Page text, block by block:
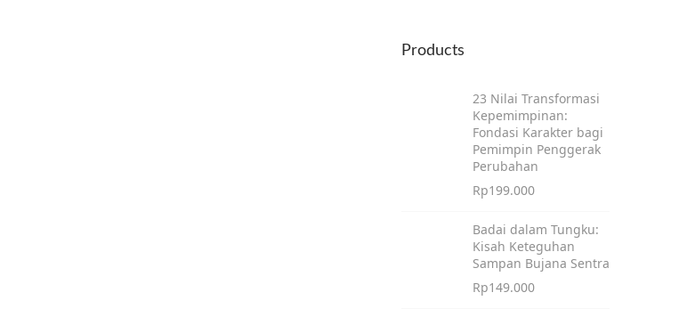
Products
23 Nilai Transformasi
Kepemimpinan:
Fondasi Karakter bagi
Pemimpin Penggerak
Perubahan
Rp199.000
Badai dalam Tungku:
Kisah Keteguhan
Sampan Bujana Sentra
Rp149.000